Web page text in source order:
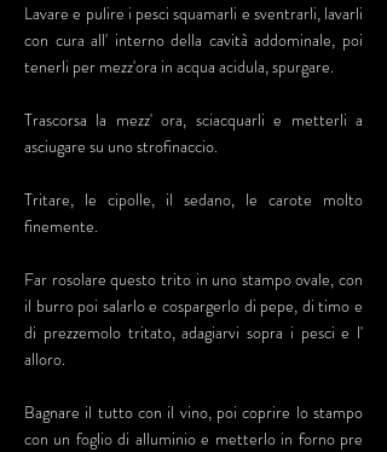
Lavare e pulire i pesci squamarli e sventrarli, lavarli
con cura all' interno della cavità addominale, poi
tenerli per mezz'ora in acqua acidula, spurgare.
Trascorsa la mezz' ora, sciacquarli e metterli a
asciugare su uno strofinaccio.
Tritare, le cipolle, il sedano, le carote molto
finemente.
Far rosolare questo trito in uno stampo ovale, con
il burro poi salarlo e cospargerlo di pepe, di timo e
di prezzemolo tritato, adagiarvi sopra i pesci e l'
alloro.
Bagnare il tutto con il vino, poi coprire lo stampo
con un foglio di alluminio e metterlo in forno pre